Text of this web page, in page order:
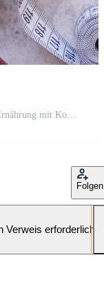
Folgen
Verweis erforderlich